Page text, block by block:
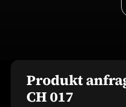
Produkt
CH 017